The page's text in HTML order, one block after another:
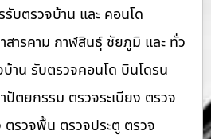
บตรวจบ้าน และ คอนโด
ารคาม กาฬสินธุ์ ชัยภูมิ และ ทั่ว
าน รับตรวจคอนโด บินโดรน
ตยกรรม ตรวจระเบียง ตรวจ
รวจพื้น ตรวจประตู ตรวจ